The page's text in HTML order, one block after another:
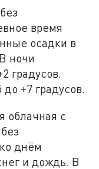
время
осадки в
ночи
градусов.
+7 градусов.
облачная с
днём
и дождь. В